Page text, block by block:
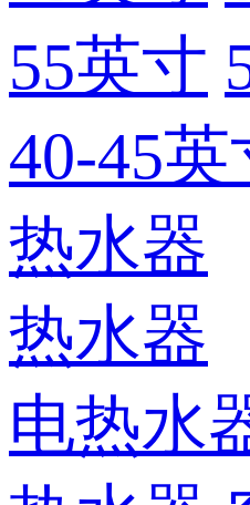
55英寸
40-45英
热水器
热水器
电热水